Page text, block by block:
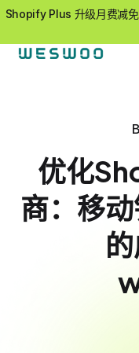
Shopify Plus 升级月费减
优化
商：移